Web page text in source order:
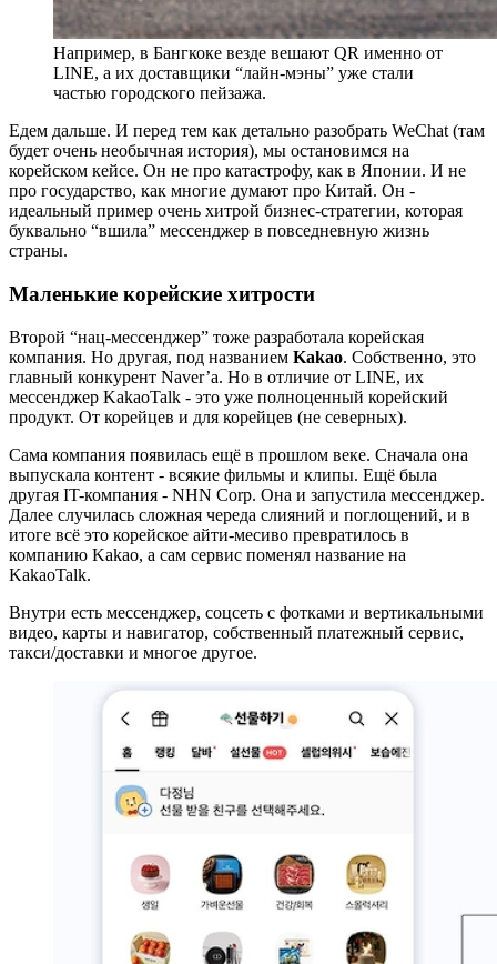
Например, в Бангкоке везде вешают QR именно от
LINE, а их доставщики “лайн-мэны” уже стали
частью городского пейзажа.
Едем дальше. И перед тем как детально разобрать WeChat (там
будет очень необычная история), мы остановимся на
корейском кейсе. Он не про катастрофу, как в Японии. И не
про государство, как многие думают про Китай. Он -
идеальный пример очень хитрой бизнес-стратегии, которая
буквально “вшила” мессенджер в повседневную жизнь
страны.
Маленькие корейские хитрости
Второй “нац-мессенджер” тоже разработала корейская
компания. Но другая, под названием Kakao. Собственно, это
главный конкурент Naver’а. Но в отличие от LINE, их
мессенджер KakaoTalk - это уже полноценный корейский
продукт. От корейцев и для корейцев (не северных).
Сама компания появилась ещё в прошлом веке. Сначала она
выпускала контент - всякие фильмы и клипы. Ещё была
другая IT-компания - NHN Corp. Она и запустила мессенджер.
Далее случилась сложная череда слияний и поглощений, и в
итоге всё это корейское айти-месиво превратилось в
компанию Kakao, а сам сервис поменял название на
KakaoTalk.
Внутри есть мессенджер, соцсеть с фотками и вертикальными
видео, карты и навигатор, собственный платежный сервис,
такси/доставки и многое другое.